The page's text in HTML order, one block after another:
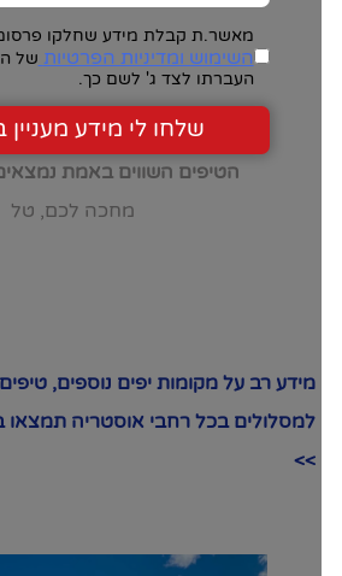
מאשר.ת קבלת מידע שחלקו פרסומי
השימוש ומדיניות הפרטיות של
העברתו לצד ג' לשם כך.
שלחו לי מידע מעניין
הטיפים השווים באמת נמצאים
מחכה לכם, טל
מידע רב על מקומות יפים נוספים, טיפים
למסלולים בכל רחבי אוסטריה תמצאו
>>